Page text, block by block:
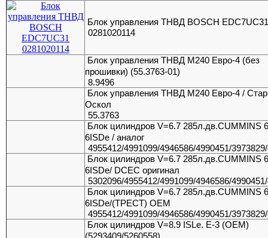
Блок управления ТНВД BOSCH
0281020114
Блок управления ТНВД М240 Евро-4 (без
прошивки) (55.3763-01)
8.9496
Блок управления ТНВД М240 Евро-4 /
Оскол
55.3763
Блок цилиндров V=6.7 285л.дв.CUMMINS
6ISDe / аналог
4955412/4991099/4946586/4990451/
Блок цилиндров V=6.7 285л.дв.CUMMINS
6ISDe/ DCEC оригинал
5302096/4955412/4991099/4946586/
Блок цилиндров V=6.7 285л.дв.CUMMINS
6ISDe/(ТРЕСТ) OEM
4955412/4991099/4946586/4990451/
Блок цилиндров V=8.9 ISLe. E-3 (ОЕМ)